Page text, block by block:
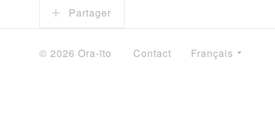
Partager
© 2026 Ora-ïto Contact Français